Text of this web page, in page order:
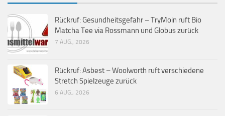
Rückruf: Gesundheitsgefahr – TryMoin ruft Bio
Matcha Tee via Rossmann und Globus zurück
7 AUG., 2026
Rückruf: Asbest – Woolworth ruft verschiedene
Stretch Spielzeuge zurück
6 AUG., 2026